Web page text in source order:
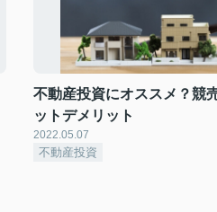
不動産投資にオススメ？競
ットデメリット
2022.05.07
不動産投資